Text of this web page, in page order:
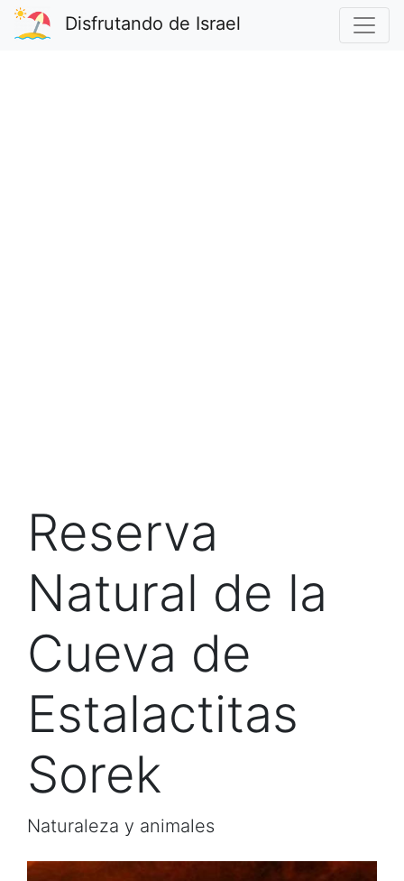
Disfrutando de Israel
Reserva
Natural de la
Cueva de
Estalactitas
Sorek
Naturaleza y animales